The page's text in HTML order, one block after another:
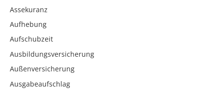
Assekuranz
Aufhebung
Aufschubzeit
Ausbildungsversicherung
Außenversicherung
Ausgabeaufschlag